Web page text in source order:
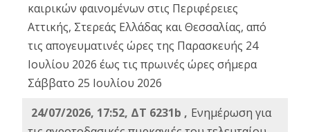
καιρικών φαινομένων στις Περιφέρειες
Αττικής, Στερεάς Ελλάδας και Θεσσαλίας, από
τις απογευματινές ώρες της Παρασκευής 24
Ιουλίου 2026 έως τις πρωινές ώρες σήμερα
Σάββατο 25 Ιουλίου 2026
24/07/2026, 17:52, ΔΤ 6231b , Ενημέρωση για